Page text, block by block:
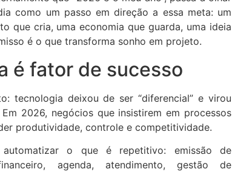
como um passo em direção a essa meta: um
que cria, uma economia que guarda, uma ideia
é o que transforma sonho em projeto.
é fator de sucesso
tecnologia deixou de ser “diferencial” e virou
2026, negócios que insistirem em processos
produtividade, controle e competitividade.
automatizar o que é repetitivo: emissão de
agenda, atendimento, gestão de